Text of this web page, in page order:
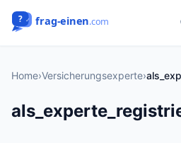
Home›Versicherungsexperte›